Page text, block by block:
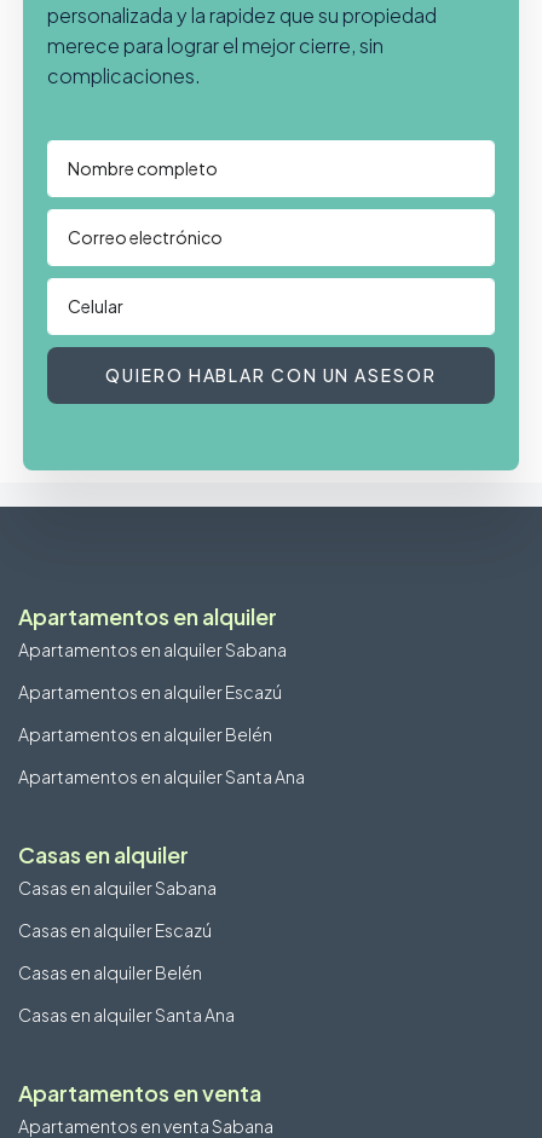
personalizada y la rapidez que su propiedad
merece para lograr el mejor cierre, sin
complicaciones.
QUIERO HABLAR CON UN ASESOR
Apartamentos en alquiler
Apartamentos en alquiler Sabana
Apartamentos en alquiler Escazú
Apartamentos en alquiler Belén
Apartamentos en alquiler Santa Ana
Casas en alquiler
Casas en alquiler Sabana
Casas en alquiler Escazú
Casas en alquiler Belén
Casas en alquiler Santa Ana
Apartamentos en venta
Apartamentos en venta Sabana